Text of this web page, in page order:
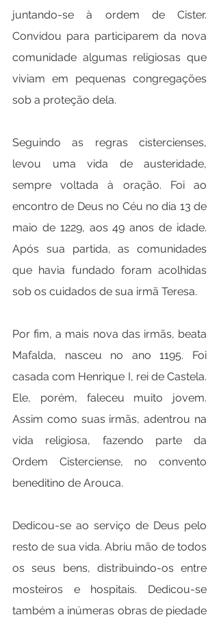
juntando-se à ordem de Cister.
Convidou para participarem da nova
comunidade algumas religiosas que
viviam em pequenas congregações
sob a proteção dela.
Seguindo as regras cistercienses,
levou uma vida de austeridade,
sempre voltada à oração. Foi ao
encontro de Deus no Céu no dia 13 de
maio de 1229, aos 49 anos de idade.
Após sua partida, as comunidades
que havia fundado foram acolhidas
sob os cuidados de sua irmã Teresa.
Por fim, a mais nova das irmãs, beata
Mafalda, nasceu no ano 1195. Foi
casada com Henrique I, rei de Castela.
Ele, porém, faleceu muito jovem.
Assim como suas irmãs, adentrou na
vida religiosa, fazendo parte da
Ordem Cisterciense, no convento
beneditino de Arouca.
Dedicou-se ao serviço de Deus pelo
resto de sua vida. Abriu mão de todos
os seus bens, distribuindo-os entre
mosteiros e hospitais. Dedicou-se
também a inúmeras obras de piedade